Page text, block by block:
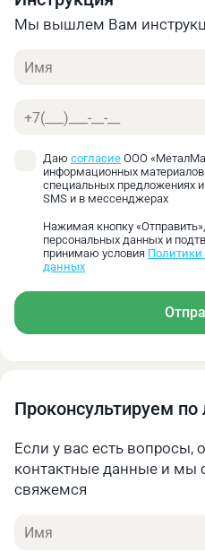
передней поддержки
позиционирования
Для удержания
гильотины Metal Master
который снижает эффект
Мы вышлем Вам
Имя
Телефон
Даю согласие ООО
информационных материалов
специальных предложениях
SMS и в мессенджерах
Нажимая кнопку
персональных данных и
принимаю условия Политики
данных
Проконсультируем
Если у вас есть вопросы,
контактные данные и мы
свяжемся
Имя